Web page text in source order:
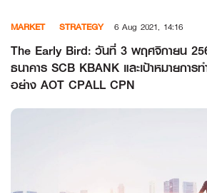
content
MARKET STRATEGY 6 Aug 2021, 14:16
The Early Bird: วันที่ 3 พฤศจิกายน
ธนาคาร SCB KBANK และเป้าหมายกา
อย่าง AOT CPALL CPN